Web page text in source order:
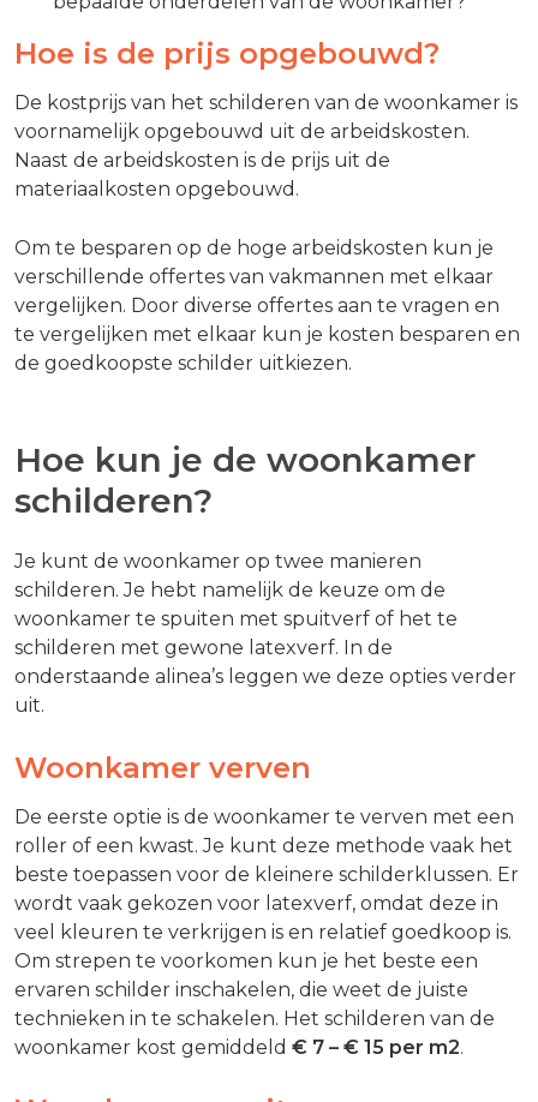
Hoe is de prijs opgebouwd?
De kostprijs van het schilderen van de woonkamer is
voornamelijk opgebouwd uit de arbeidskosten.
Naast de arbeidskosten is de prijs uit de
materiaalkosten opgebouwd.
Om te besparen op de hoge arbeidskosten kun je
verschillende offertes van vakmannen met elkaar
vergelijken. Door diverse offertes aan te vragen en
te vergelijken met elkaar kun je kosten besparen en
de goedkoopste schilder uitkiezen.
Hoe kun je de woonkamer
schilderen?
Je kunt de woonkamer op twee manieren
schilderen. Je hebt namelijk de keuze om de
woonkamer te spuiten met spuitverf of het te
schilderen met gewone latexverf. In de
onderstaande alinea’s leggen we deze opties verder
uit.
Woonkamer verven
De eerste optie is de woonkamer te verven met een
roller of een kwast. Je kunt deze methode vaak het
beste toepassen voor de kleinere schilderklussen. Er
wordt vaak gekozen voor latexverf, omdat deze in
veel kleuren te verkrijgen is en relatief goedkoop is.
Om strepen te voorkomen kun je het beste een
ervaren schilder inschakelen, die weet de juiste
technieken in te schakelen. Het schilderen van de
woonkamer kost gemiddeld € 7 – € 15 per m2.